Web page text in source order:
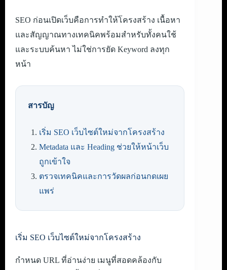
SEO ก่อนเปิดเว็บคือการทำให้โครงสร้าง เนื้อหา
และสัญญาณทางเทคนิคพร้อมสำหรับทั้งคนใช้
และระบบค้นหา ไม่ใช่การยัด Keyword ลงทุก
หน้า
สารบัญ
เริ่ม SEO เว็บไซต์ใหม่จากโครงสร้าง
Metadata และ Heading ช่วยให้หน้าเว็บ
ถูกเข้าใจ
ตรวจเทคนิคและการวัดผลก่อนกดเผย
แพร่
เริ่ม SEO เว็บไซต์ใหม่จากโครงสร้าง
กำหนด URL ที่อ่านง่าย เมนูที่สอดคล้องกับ